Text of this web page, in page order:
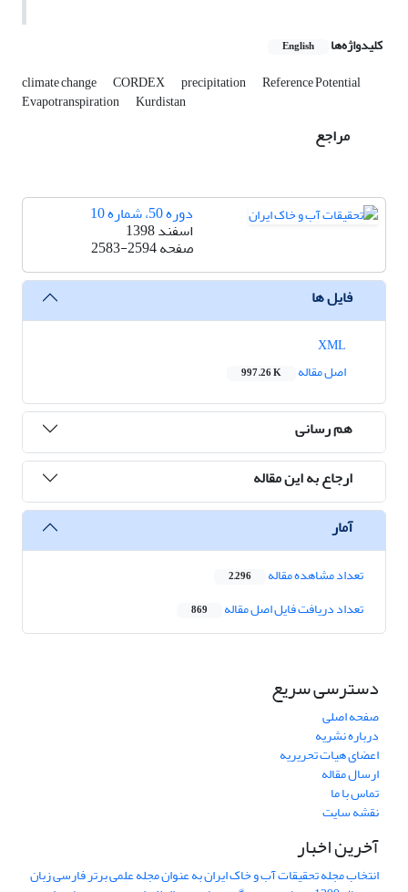
کلیدواژه‌ها English
climate change CORDEX precipitation Reference Potential
Evapotranspiration Kurdistan
مراجع
دوره 50، شماره 10
اسفند 1398
صفحه2583-2594
فایل ها
اصل مقاله
997.26 K
هم رسانی
ارجاع به این مقاله
آمار
تعداد مشاهده مقاله 2,296
تعداد دریافت فایل اصل مقاله 869
دسترسی سریع
صفحه اصلی
درباره نشریه
اعضای هیات تحریریه
ارسال مقاله
تماس با ما
نقشه سایت
آخرین اخبار
انتخاب مجله تحقیقات آب و خاک ایران به عنوان مجله علمی برتر فارسی زبان